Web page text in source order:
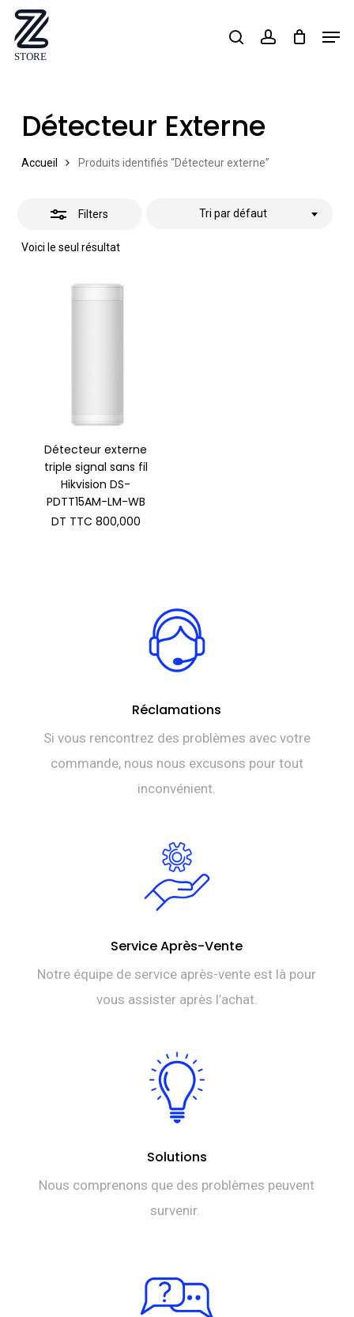
Skip
main
searchaccount
Détecteur Externe
Accueil Produits identifiés “Détecteur externe”
Filters
Voici le seul résultat
Tri par défaut
Close
Détecteur externe
triple signal sans fil
Hikvision DS-
PDTT15AM-LM-WB
DT TTC 800,000
Réclamations
Si vous rencontrez des problèmes avec votre
commande, nous nous excusons pour tout
inconvénient.
Service Après-Vente
Notre équipe de service après-vente est là pour
vous assister après l’achat.
Solutions
Nous comprenons que des problèmes peuvent
survenir.